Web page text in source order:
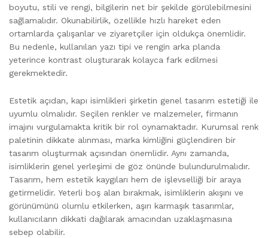
boyutu, stili ve rengi, bilgilerin net bir şekilde görülebilmesini
sağlamalıdır. Okunabilirlik, özellikle hızlı hareket eden
ortamlarda çalışanlar ve ziyaretçiler için oldukça önemlidir.
Bu nedenle, kullanılan yazı tipi ve rengin arka planda
yeterince kontrast oluşturarak kolayca fark edilmesi
gerekmektedir.
Estetik açıdan, kapı isimlikleri şirketin genel tasarım estetiği ile
uyumlu olmalıdır. Seçilen renkler ve malzemeler, firmanın
imajını vurgulamakta kritik bir rol oynamaktadır. Kurumsal renk
paletinin dikkate alınması, marka kimliğini güçlendiren bir
tasarım oluşturmak açısından önemlidir. Aynı zamanda,
isimliklerin genel yerleşimi de göz önünde bulundurulmalıdır.
Tasarım, hem estetik kaygıları hem de işlevselliği bir araya
getirmelidir. Yeterli boş alan bırakmak, isimliklerin akışını ve
görünümünü olumlu etkilerken, aşırı karmaşık tasarımlar,
kullanıcıların dikkati dağılarak amacından uzaklaşmasına
sebep olabilir.